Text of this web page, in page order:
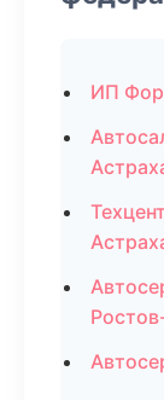
ИП